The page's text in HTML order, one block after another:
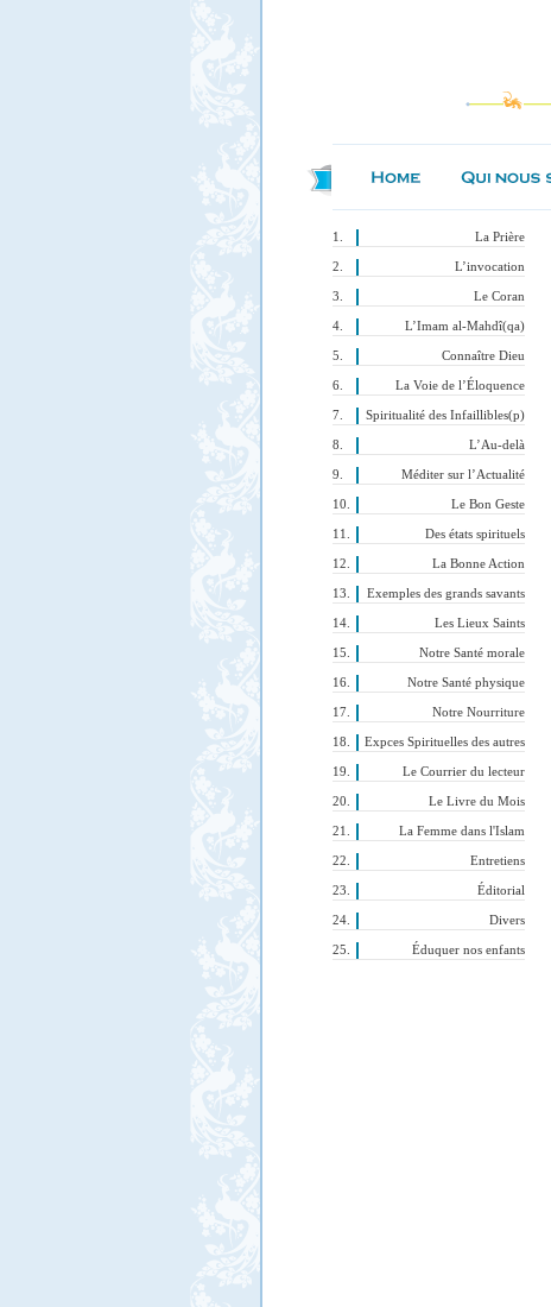
La Prière
L’invocation
Le Coran
L’Imam al-Mahdî(qa)
Connaître Dieu
La Voie de l’Éloquence
Spiritualité des Infaillibles(p)
L’Au-delà
Méditer sur l’Actualité
Le Bon Geste
Des états spirituels
La Bonne Action
Exemples des grands savants
Les Lieux Saints
Notre Santé morale
Notre Santé physique
Notre Nourriture
Expces Spirituelles des autres
Le Courrier du lecteur
Le Livre du Mois
La Femme dans l'Islam
Entretiens
Éditorial
Divers
Éduquer nos enfants